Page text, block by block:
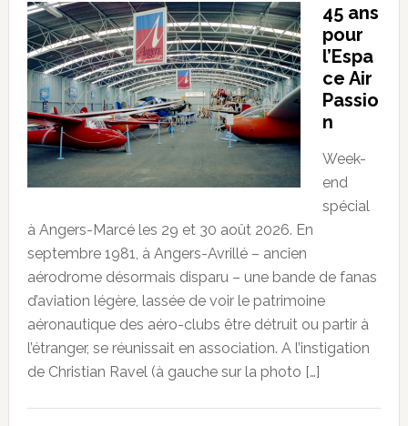
45 ans
pour
l’Espa
ce Air
Passio
n
Week-
end
spécial
à Angers-Marcé les 29 et 30 août 2026. En
septembre 1981, à Angers-Avrillé – ancien
aérodrome désormais disparu – une bande de fanas
d’aviation légère, lassée de voir le patrimoine
aéronautique des aéro-clubs être détruit ou partir à
l’étranger, se réunissait en association. A l’instigation
de Christian Ravel (à gauche sur la photo […]